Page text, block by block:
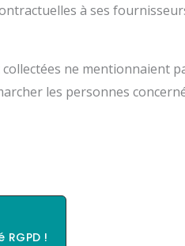
à ses
ne mentionnaient
les personnes
!